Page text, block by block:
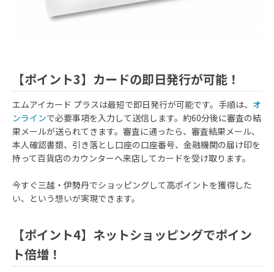
次年度以降
【ポイント3】カードの即日発行が可能！
エムアイカード プラスは最短で即日発行が可能です。手順は、 オ
ンラインで必要事項を入力して送信します。約60分後に審査の結
果メールが送られてきます。審査に通ったら、審査結果メール、
本人確認書類、引き落とし口座の口座番号、金融機関の届け印を
持って百貨店のカウンターへ来店してカードを受け取ります。
今すぐ三越・伊勢丹でショッピングして高ポイントを獲得した
い、という想いが実現できます。
【ポイント4】ネットショッピングでポイン
ト倍増！